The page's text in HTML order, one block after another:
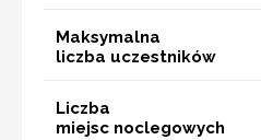
Maksymalna
liczba uczestników
Liczba
miejsc noclegowych